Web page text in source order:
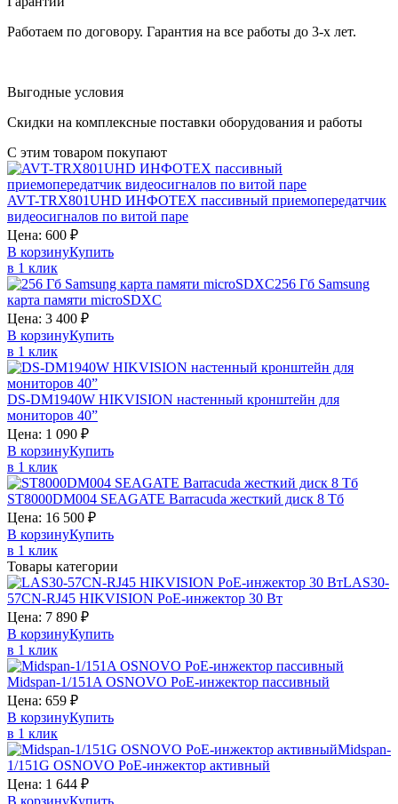
Работаем по договору. Гарантия на все работы до 3-х лет.
Выгодные условия
Скидки на комплексные поставки оборудования и работы
С этим товаром покупают
AVT-TRX801UHD ИНФОТЕХ пассивный приемопередатчик
видеосигналов по витой паре
Цена: 600 ₽
В корзинуКупить
в 1 клик
256 Гб Samsung
карта памяти microSDXC
Цена: 3 400 ₽
В корзинуКупить
в 1 клик
DS-DM1940W HIKVISION настенный кронштейн для
мониторов 40”
Цена: 1 090 ₽
В корзинуКупить
в 1 клик
ST8000DM004 SEAGATE Barracuda жесткий диск 8 Тб
Цена: 16 500 ₽
В корзинуКупить
в 1 клик
Товары категории
LAS30-
57CN-RJ45 HIKVISION PoE-инжектор 30 Вт
Цена: 7 890 ₽
В корзинуКупить
в 1 клик
Midspan-1/151A OSNOVO PoE-инжектор пассивный
Цена: 659 ₽
В корзинуКупить
в 1 клик
Midspan-
1/151G OSNOVO PoE-инжектор активный
Цена: 1 644 ₽
В корзинуКупить